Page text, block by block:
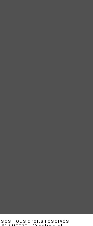
Tous droits réservés -